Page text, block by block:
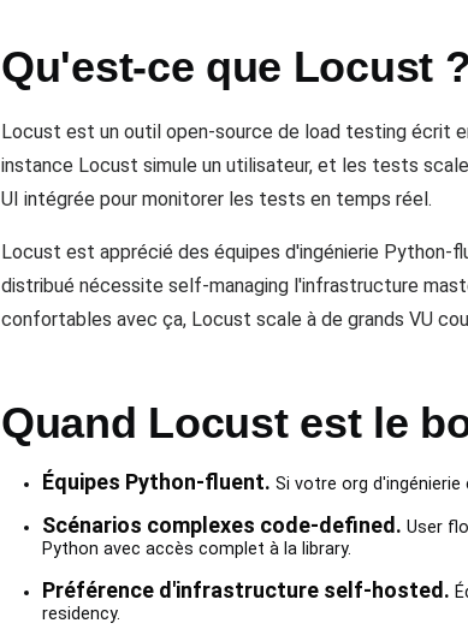
Qu'est-ce que Locust ?
Locust est un outil open-source de load testing écrit
instance Locust simule un utilisateur, et les tests
UI intégrée pour monitorer les tests en temps réel.
Locust est apprécié des équipes d'ingénierie Python-
distribué nécessite self-managing l'infrastructure
confortables avec ça, Locust scale à de grands VU
Quand Locust est le
Équipes Python-fluent. Si votre org
Scénarios complexes code-defined. User
Python avec accès complet à la library.
Préférence d'infrastructure self-hosted.
residency.